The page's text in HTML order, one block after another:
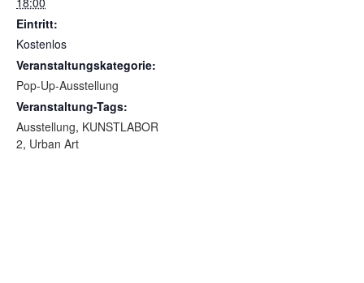
Eintritt:
Kostenlos
Veranstaltungskategorie:
Pop-Up-Ausstellung
Veranstaltung-Tags:
Ausstellung, KUNSTLABOR
2, Urban Art